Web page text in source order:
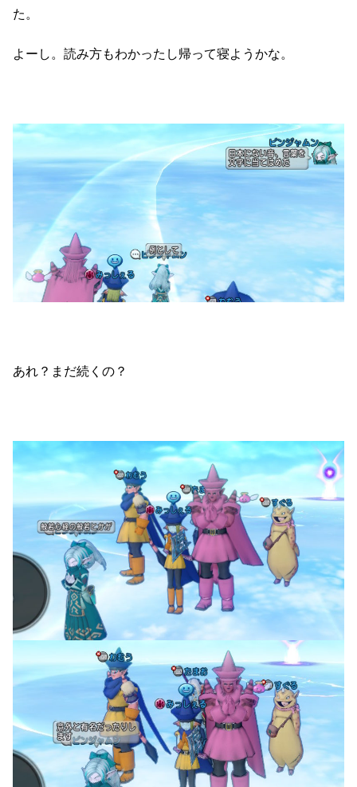
た。
よーし。読み方もわかったし帰って寝ようかな。
あれ？まだ続くの？